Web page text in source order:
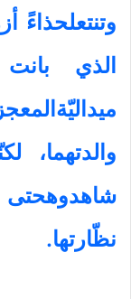
وتنتعلحذاءً
الذي
والدتهما،
نظّارتها.